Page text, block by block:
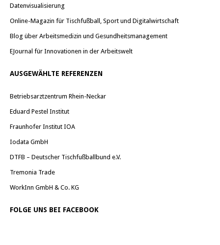
Datenvisualisierung
Online-Magazin für Tischfußball, Sport und Digitalwirtschaft
Blog über Arbeitsmedizin und Gesundheitsmanagement
EJournal für Innovationen in der Arbeitswelt
AUSGEWÄHLTE REFERENZEN
Betriebsarztzentrum Rhein-Neckar
Eduard Pestel Institut
Fraunhofer Institut IOA
Iodata GmbH
DTFB – Deutscher Tischfußballbund e.V.
Tremonia Trade
WorkInn GmbH & Co. KG
FOLGE UNS BEI FACEBOOK